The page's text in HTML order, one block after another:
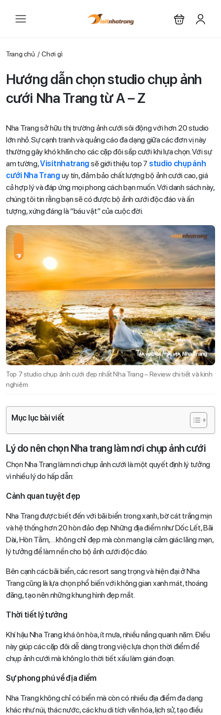
Trang chủ Chơi gì
Hướng dẫn chọn studio chụp ảnh
cưới Nha Trang từ A – Z
Nha Trang sở hữu thị trường ảnh cưới sôi động với hơn 20 studio
lớn nhỏ. Sự cạnh tranh và quảng cáo đa dạng giữa các đơn vị này
thường gây khó khăn cho các cặp đôi sắp cưới khi lựa chọn. Với sự
am tường,Visitnhatrang sẽ giới thiệu top 7 studio chụp ảnh
cưới Nha Trang uy tín, đảm bảo chất lượng bộ ảnh cưới cao, giá
cả hợp lý và đáp ứng mọi phong cách bạn muốn. Với danh sách này,
chúng tôi tin rằng bạn sẽ có được bộ ảnh cưới độc đáo và ấn
tượng, xứng đáng là “báu vật” của cuộc đời.
Top 7 studio chụp ảnh cưới đẹp nhất Nha Trang – Review chi tiết và kinh
nghiệm
Mục lục bài viết
Lý do nên chọn Nha trang làm nơi chụp ảnh cưới
Chọn Nha Trang làm nơi chụp ảnh cưới là một quyết định lý tưởng
vì nhiều lý do hấp dẫn:
Cảnh quan tuyệt đẹp
Nha Trang được biết đến với bãi biển trong xanh, bờ cát trắng mịn
và hệ thống hơn 20 hòn đảo đẹp. Những địa điểm như Dốc Lết, Bãi
Dài, Hòn Tằm,…không chỉ đẹp mà còn mang lại cảm giác lãng mạn,
lý tưởng để làm nền cho bộ ảnh cưới độc đáo.
Bên cạnh các bãi biển, các resort sang trọng và hiện đại ở Nha
Trang cũng là lựa chọn phổ biến với không gian xanh mát, thoáng
đãng, tạo nên những khung hình đẹp mắt.
Thời tiết lý tưởng
Khí hậu Nha Trang khá ôn hòa, ít mưa, nhiều nắng quanh năm. Điều
này giúp các cặp đôi dễ dàng trong việc lựa chọn thời điểm để
chụp ảnh cưới mà không lo thời tiết xấu làm gián đoạn.
Sự phong phú về địa điểm
Nha Trang không chỉ có biển mà còn có nhiều địa điểm đa dạng
khác như núi, thác nước, các khu di tích văn hóa, lịch sử, tạo điều